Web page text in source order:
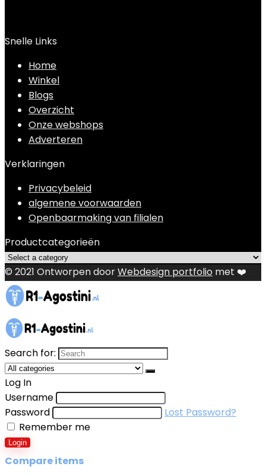
Snelle Links
Home
Winkel
Blogs
Overzicht
Onze webshops
Adverteren
Verklaringen
Privacybeleid
algemene voorwaarden
Openbaarmaking van filialen
Productcategorieën
© 2021 Ontworpen doorWebdesign portfolio met ❤️
Search for:
Log In
Username
Password
Lost Password?
Remember me
Login
Compare items